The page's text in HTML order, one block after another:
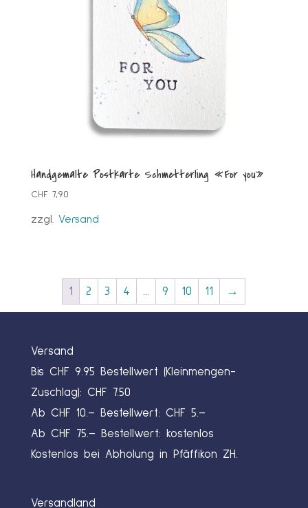
Handgemalte Postkarte Schmetterling «For you»
CHF 7,90
zzgl. Versand
1 2 3 4 … 9 10 11 →
Versand
Bis CHF 9.95 Bestellwert (Kleinmengen-
Zuschlag): CHF 7.50
Ab CHF 10.– Bestellwert: CHF 5.–
Ab CHF 75.– Bestellwert: kostenlos
Kostenlos bei Abholung in Pfäffikon ZH.
Versandland